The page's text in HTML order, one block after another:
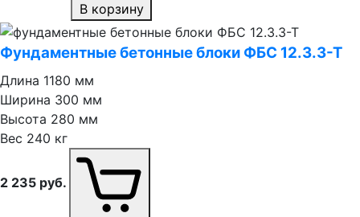
В корзину
Фундаментные бетонные блоки ФБС 12.3.3⁠-⁠Т
Длина 1180 мм
Ширина 300 мм
Высота 280 мм
Вес 240 кг
2 235 руб.